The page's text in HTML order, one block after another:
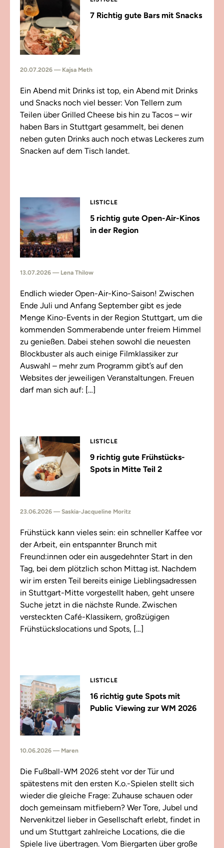
7 Richtig gute Bars mit Snacks
20.07.2026 — Kajsa Meth
Ein Abend mit Drinks ist top, ein Abend mit Drinks
und Snacks noch viel besser: Von Tellern zum
Teilen über Grilled Cheese bis hin zu Tacos – wir
haben Bars in Stuttgart gesammelt, bei denen
neben guten Drinks auch noch etwas Leckeres zum
Snacken auf dem Tisch landet.
LISTICLE
5 richtig gute Open-Air-Kinos
in der Region
13.07.2026 — Lena Thilow
Endlich wieder Open-Air-Kino-Saison! Zwischen
Ende Juli und Anfang September gibt es jede
Menge Kino-Events in der Region Stuttgart, um die
kommenden Sommerabende unter freiem Himmel
zu genießen. Dabei stehen sowohl die neuesten
Blockbuster als auch einige Filmklassiker zur
Auswahl – mehr zum Programm gibt’s auf den
Websites der jeweiligen Veranstaltungen. Freuen
darf man sich auf: […]
LISTICLE
9 richtig gute Frühstücks-
Spots in Mitte Teil 2
23.06.2026 — Saskia-Jacqueline Moritz
Frühstück kann vieles sein: ein schneller Kaffee vor
der Arbeit, ein entspannter Brunch mit
Freund:innen oder ein ausgedehnter Start in den
Tag, bei dem plötzlich schon Mittag ist. Nachdem
wir im ersten Teil bereits einige Lieblingsadressen
in Stuttgart-Mitte vorgestellt haben, geht unsere
Suche jetzt in die nächste Runde. Zwischen
versteckten Café-Klassikern, großzügigen
Frühstückslocations und Spots, […]
LISTICLE
16 richtig gute Spots mit
Public Viewing zur WM 2026
10.06.2026 — Maren
Die Fußball-WM 2026 steht vor der Tür und
spätestens mit den ersten K.o.-Spielen stellt sich
wieder die gleiche Frage: Zuhause schauen oder
doch gemeinsam mitfiebern? Wer Tore, Jubel und
Nervenkitzel lieber in Gesellschaft erlebt, findet in
und um Stuttgart zahlreiche Locations, die die
Spiele live übertragen. Vom Biergarten über große